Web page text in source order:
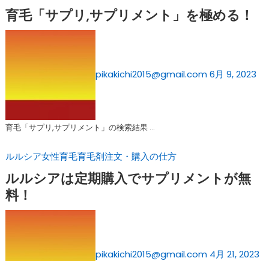
育毛「サプリ,サプリメント」を極める！
pikakichi2015@gmail.com6月 9, 2023
育毛「サプリ,サプリメント」の検索結果 …
ルルシア女性育毛育毛剤注文・購入の仕方
ルルシアは定期購入でサプリメントが無
料！
pikakichi2015@gmail.com 4月 21, 2023